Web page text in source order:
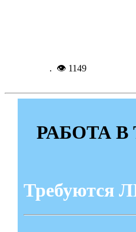
. 👁 1149
РАБОТА
Требуются